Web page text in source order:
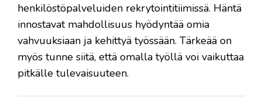
henkilöstöpalveluiden rekrytointitiimissä. Häntä
innostavat mahdollisuus hyödyntää omia
vahvuuksiaan ja kehittyä työssään. Tärkeää on
myös tunne siitä, että omalla työllä voi vaikuttaa
pitkälle tulevaisuuteen.